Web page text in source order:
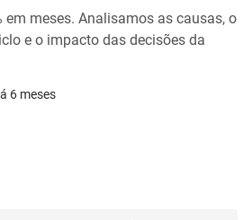
em meses. Analisamos as causas, o
e o impacto das decisões da
6 meses